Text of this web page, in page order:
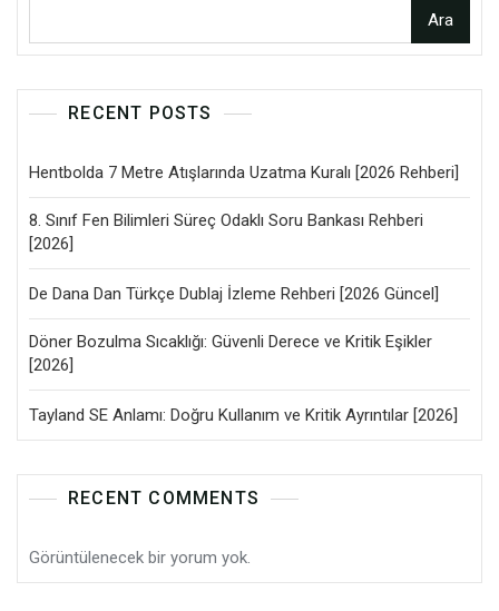
Ara
RECENT POSTS
Hentbolda 7 Metre Atışlarında Uzatma Kuralı [2026 Rehberi]
8. Sınıf Fen Bilimleri Süreç Odaklı Soru Bankası Rehberi
[2026]
De Dana Dan Türkçe Dublaj İzleme Rehberi [2026 Güncel]
Döner Bozulma Sıcaklığı: Güvenli Derece ve Kritik Eşikler
[2026]
Tayland SE Anlamı: Doğru Kullanım ve Kritik Ayrıntılar [2026]
RECENT COMMENTS
Görüntülenecek bir yorum yok.